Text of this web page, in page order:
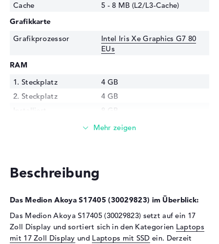
Cache
5 - 8 MB (L2/L3-Cache)
Grafikkarte
Grafikprozessor
Intel Iris Xe Graphics G7 80
EUs
RAM
1. Steckplatz
4 GB
2. Steckplatz
4 GB
Installiert
8 GB
DDR4 SDRAM - PC4-25600 -
Festplatte
2. Festplatte
1 TB - 7200 rpm
Schnittstelle (2.
Festplatte)
Serial ATA 6,0 Gbit/s
Optische Speicher
Beschreibung
Das Medion Akoya S17405 (30029823) im Überblick:
Das Medion Akoya S17405 (30029823) setzt auf ein 17
Zoll Display und sortiert sich in den Kategorien Laptops
mit 17 Zoll Display und Laptops mit SSD ein. Derzeit